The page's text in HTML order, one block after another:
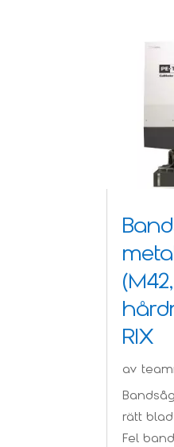
RIX
av
rätt blad
Fel